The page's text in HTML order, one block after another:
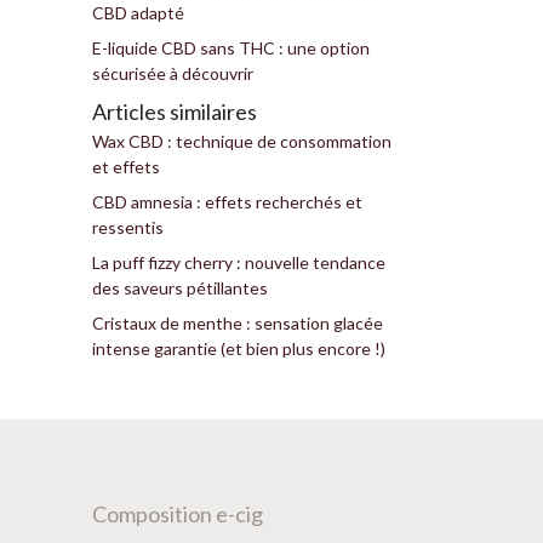
CBD adapté
E-liquide CBD sans THC : une option
sécurisée à découvrir
Articles similaires
Wax CBD : technique de consommation
et effets
CBD amnesia : effets recherchés et
ressentis
La puff fizzy cherry : nouvelle tendance
des saveurs pétillantes
Cristaux de menthe : sensation glacée
intense garantie (et bien plus encore !)
Composition e-cig